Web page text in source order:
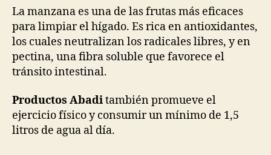
La manzana es una de las frutas más eficaces
para limpiar el hígado. Es rica en antioxidantes,
los cuales neutralizan los radicales libres, y en
pectina, una fibra soluble que favorece el
tránsito intestinal.
Productos Abaditambién promueve el
ejercicio físico y consumir un mínimo de 1,5
litros de agua al día.